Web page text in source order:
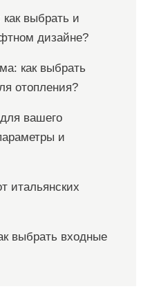
как выбрать и
дизайне?
как выбрать
отопления?
вашего
и
итальянских
выбрать входные